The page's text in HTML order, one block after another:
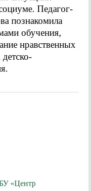
Педагог-
познакомила
обучения,
нравственных
«Центр